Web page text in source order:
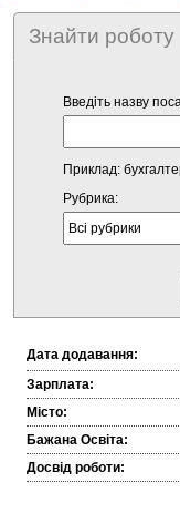
Знайти роботу
Введіть назву
Приклад:
Рубрика:
Дата додавання:
Зарплата:
Місто:
Бажана Освіта:
Досвід роботи: